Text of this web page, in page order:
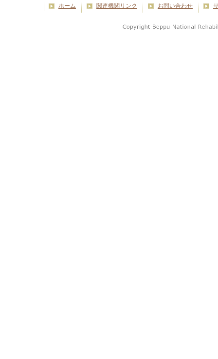
ホーム 関連機関リンク お問い合わせ